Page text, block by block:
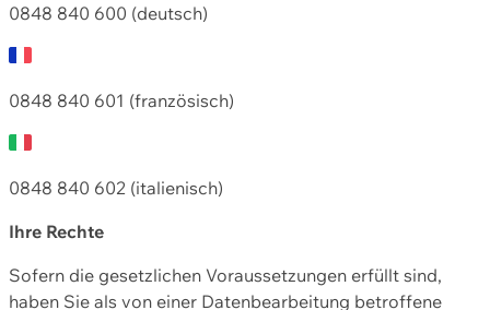
0848 840 600 (deutsch)
0848 840 601 (französisch)
0848 840 602 (italienisch)
Ihre Rechte
Sofern die gesetzlichen Voraussetzungen erfüllt sind,
haben Sie als von einer Datenbearbeitung betroffene